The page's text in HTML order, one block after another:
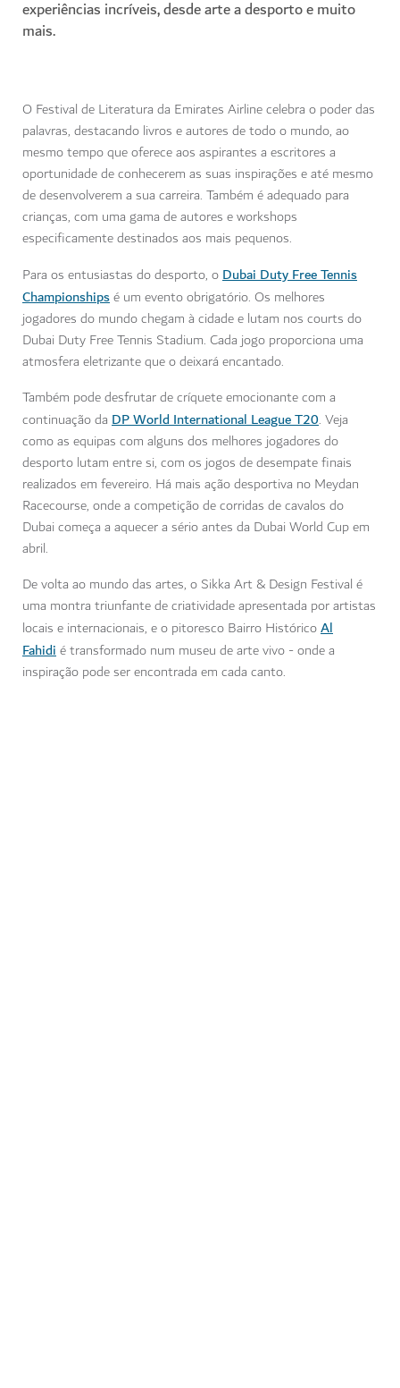
experiências incríveis, desde arte a desporto e muito
mais.
O Festival de Literatura da Emirates Airline celebra o poder das
palavras, destacando livros e autores de todo o mundo, ao
mesmo tempo que oferece aos aspirantes a escritores a
oportunidade de conhecerem as suas inspirações e até mesmo
de desenvolverem a sua carreira. Também é adequado para
crianças, com uma gama de autores e workshops
especificamente destinados aos mais pequenos.
Para os entusiastas do desporto, oDubai Duty Free Tennis
Championshipsé um evento obrigatório. Os melhores
jogadores do mundo chegam à cidade e lutam nos courts do
Dubai Duty Free Tennis Stadium. Cada jogo proporciona uma
atmosfera eletrizante que o deixará encantado.
Também pode desfrutar de críquete emocionante com a
continuação da DP World International League T20. Veja
como as equipas com alguns dos melhores jogadores do
desporto lutam entre si, com os jogos de desempate finais
realizados em fevereiro. Há mais ação desportiva no Meydan
Racecourse, onde a competição de corridas de cavalos do
Dubai começa a aquecer a sério antes da Dubai World Cup em
abril.
De volta ao mundo das artes, o Sikka Art & Design Festival é
uma montra triunfante de criatividade apresentada por artistas
locais e internacionais, e o pitoresco Bairro HistóricoAl
Fahidié transformado num museu de arte vivo - onde a
inspiração pode ser encontrada em cada canto.